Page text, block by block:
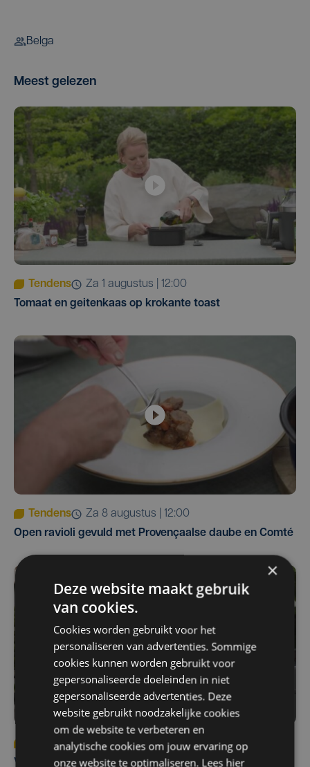
Belga
Meest gelezen
Tendens
za 1 augustus | 12:00
Tomaat en geitenkaas op krokante toast
Tendens
za 8 augustus | 12:00
Open ravioli gevuld met Provençaalse daube en Comté
Tendens
za 25 juli | 12:00
Vitello Tonnato 2.0
×
Deze website maakt gebruik
van cookies.
Cookies worden gebruikt voor het
personaliseren van advertenties. Sommige
cookies kunnen worden gebruikt voor
gepersonaliseerde doeleinden in niet
gepersonaliseerde advertenties. Deze
website gebruikt noodzakelijke cookies
om de website te verbeteren en
analytische cookies om jouw ervaring op
onze website te optimaliseren. Lees hier